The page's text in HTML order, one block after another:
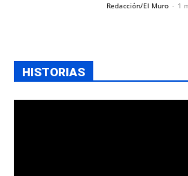
Redacción/El Muro - 1
HISTORIAS